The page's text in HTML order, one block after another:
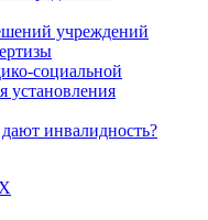
учреждений
социальной
установления
инвалидность?